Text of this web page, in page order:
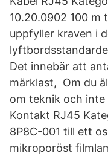
10.20.0902 100
uppfyller kraven i
Det innebär att
märklast, Om du
om teknik och inte
Kontakt RJ45
8P8C-001 till ett
mikroporöst